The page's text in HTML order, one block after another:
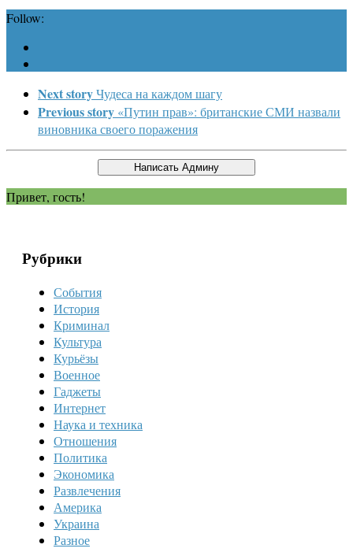
Follow:
Next storyЧудеса на каждом шагу
Previous story «Путин прав»: британские СМИ назвали
виновника своего поражения
Привет, гость!
Рубрики
События
История
Криминал
Культура
Курьёзы
Военное
Гаджеты
Интернет
Наука и техника
Отношения
Политика
Экономика
Развлечения
Америка
Украина
Разное